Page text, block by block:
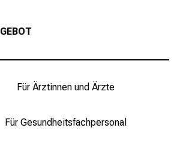
Für Ärztinnen und Ärzte
Für Gesundheitsfachpersonal